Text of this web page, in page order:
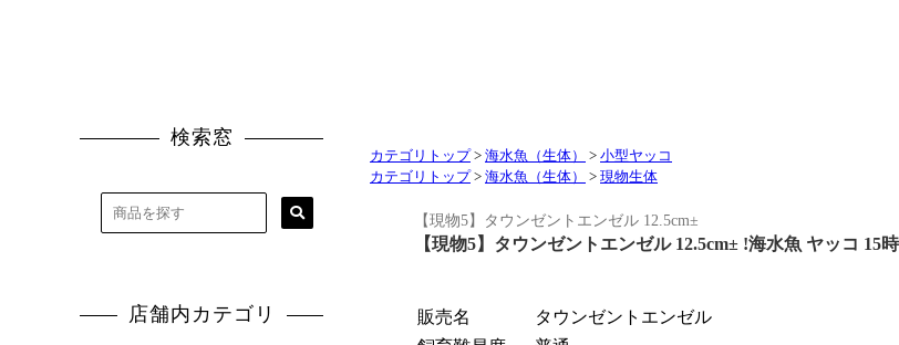
カテゴリトップ > 海水魚（生体） > 小型ヤッコ
カテゴリトップ > 海水魚（生体） > 現物生体
【現物5】タウンゼントエンゼル 12.5cm±
【現物5】タウンゼントエンゼル 12.5cm± !海水魚 ヤッコ 15
販売名
タウンゼントエンゼル